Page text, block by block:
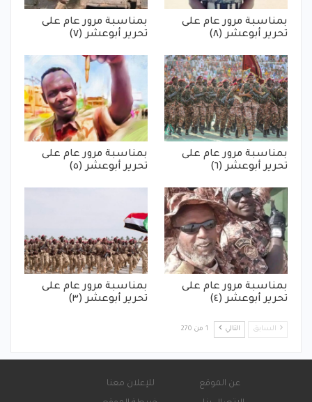
بمناسبة مرور عام على
تحرير أبوعشر (٨)
بمناسبة مرور عام على
تحرير أبوعشر (٧)
بمناسبة مرور عام على
تحرير أبوعشر (٦)
بمناسبة مرور عام على
تحرير أبوعشر (٥)
بمناسبة مرور عام على
تحرير أبوعشر (٤)
بمناسبة مرور عام على
تحرير أبوعشر (٣)
السابق التالي 1 من 270
عن الموقع
للإعلان معنا